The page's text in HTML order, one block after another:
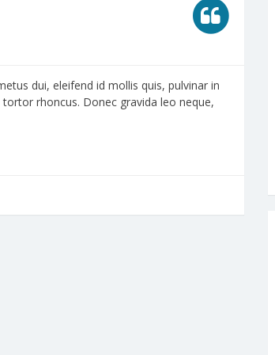
dui, eleifend id mollis quis, pulvinar in
rhoncus. Donec gravida leo neque,